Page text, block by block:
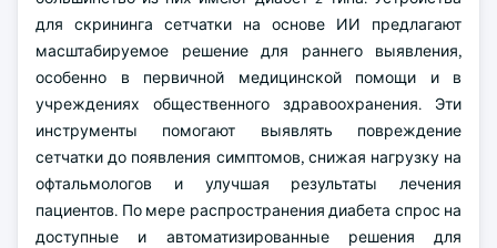
для скрининга сетчатки на основе ИИ предлагают
масштабируемое решение для раннего выявления,
особенно в первичной медицинской помощи и в
учреждениях общественного здравоохранения. Эти
инструменты помогают выявлять повреждение
сетчатки до появления симптомов, снижая нагрузку на
офтальмологов и улучшая результаты лечения
пациентов. По мере распространения диабета спрос на
доступные и автоматизированные решения для